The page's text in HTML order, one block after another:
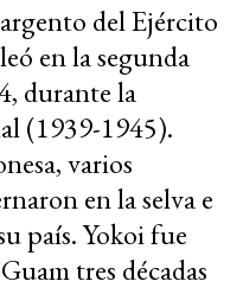
del Ejército
en la segunda
durante la
(1939-1945).
varios
en la selva e
país. Yokoi fue
tres décadas